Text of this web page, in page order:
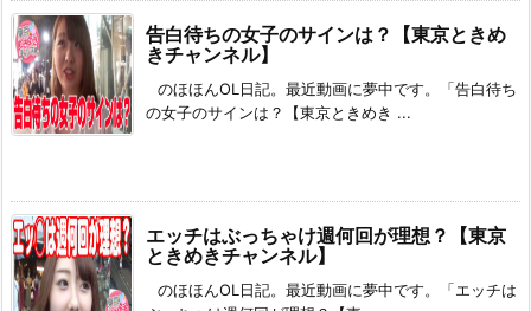
告白待ちの女子のサインは？【東京ときめ
きチャンネル】
のほほんOL日記。最近動画に夢中です。「告白待ち
の女子のサインは？【東京ときめき ...
エッチはぶっちゃけ週何回が理想？【東京
ときめきチャンネル】
のほほんOL日記。最近動画に夢中です。「エッチは